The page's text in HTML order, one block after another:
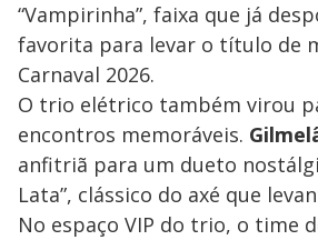
“Vampirinha”, faixa que já
favorita para levar o título de
Carnaval 2026.
O trio elétrico também virou
encontros memoráveis.
anfitriã para um dueto
Lata”, clássico do axé que
No espaço VIP do trio, o time